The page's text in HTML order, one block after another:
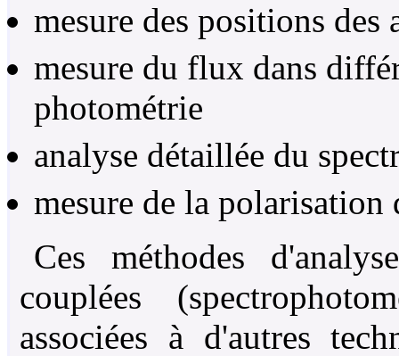
mesure des positions des
mesure du flux dans
photométrie
analyse détaillée du
mesure de la
Ces méthodes
couplées
associées à d'autres